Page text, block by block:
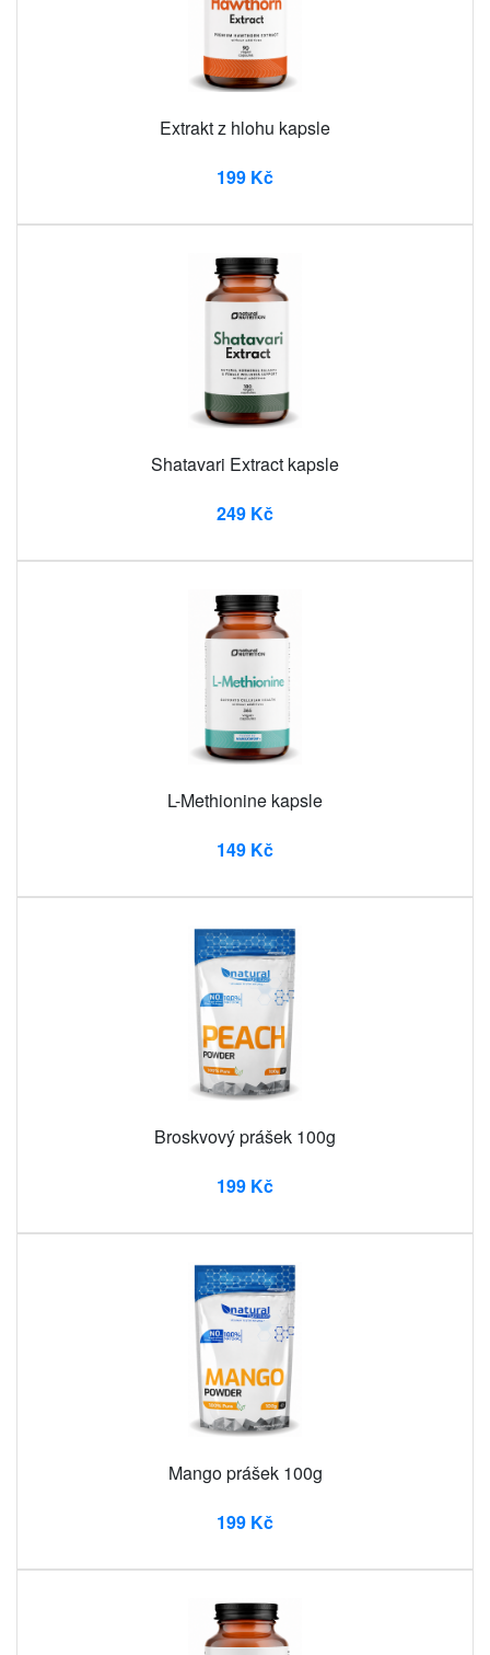
Extrakt z hlohu kapsle
199 Kč
Shatavari Extract kapsle
249 Kč
L-Methionine kapsle
149 Kč
Broskvový prášek 100g
199 Kč
Mango prášek 100g
199 Kč